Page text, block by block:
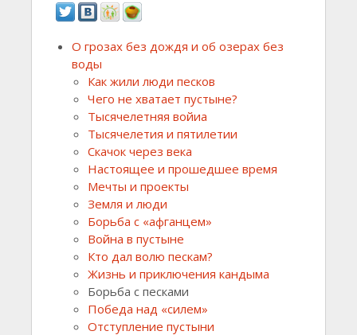
О грозах без дождя и об озерах без
воды
Как жили люди песков
Чего не хватает пустыне?
Тысячелетняя войиа
Тысячелетия и пятилетии
Скачок через века
Настоящее и прошедшее время
Мечты и проекты
Земля и люди
Борьба с «афганцем»
Война в пустыне
Кто дал волю пескам?
Жизнь и приключения кандыма
Борьба с песками
Победа над «силем»
Отступление пустыни